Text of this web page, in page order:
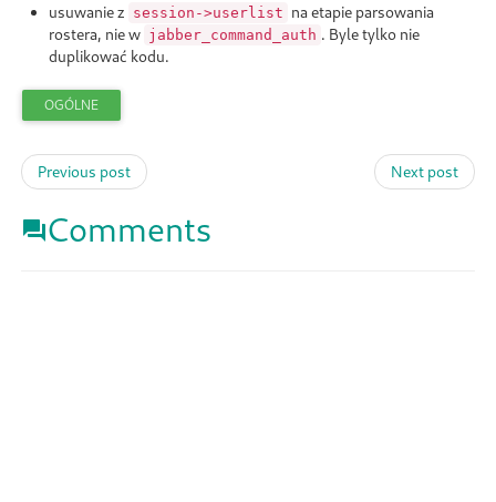
usuwanie z session->userlist na etapie parsowania
rostera, nie w jabber_command_auth . Byle tylko nie
duplikować kodu.
OGÓLNE
Previous post Next post
Comments